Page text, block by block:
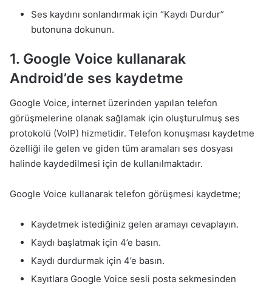
Ses kaydını sonlandırmak için “Kaydı Durdur”
butonuna dokunun.
1. Google Voice kullanarak
Android’de ses kaydetme
Google Voice, internet üzerinden yapılan telefon
görüşmelerine olanak sağlamak için oluşturulmuş ses
protokolü (VoIP) hizmetidir. Telefon konuşması kaydetme
özelliği ile gelen ve giden tüm aramaları ses dosyası
halinde kaydedilmesi için de kullanılmaktadır.
Google Voice kullanarak telefon görüşmesi kaydetme;
Kaydetmek istediğiniz gelen aramayı cevaplayın.
Kaydı başlatmak için 4’e basın.
Kaydı durdurmak için 4’e basın.
Kayıtlara Google Voice sesli posta sekmesinden